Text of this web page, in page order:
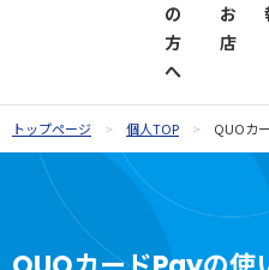
の
方
へ
お
店
QUOカー
ドが使え
るお店
QUOカー
ギフトコ
ラム一覧
お祝い お祝い
QUOカー
ドオンラ
インスト
トップページ 個人TOP QUOカ